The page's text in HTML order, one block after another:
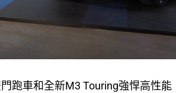
跑車和全新M3 Touring強悍高性能